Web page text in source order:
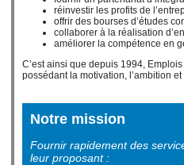
réinvestir les profits de
offrir des bourses d’études
collaborer à la réalisation
améliorer la compétence en
C’est ainsi que depuis 1994,
possédant la motivation, l’ambition
Notre mission
Fournir rapidement des
leur proposant :